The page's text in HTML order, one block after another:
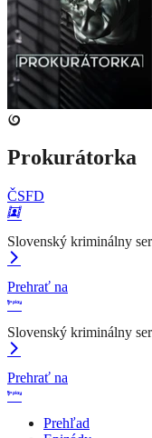
Prokurátorka
ČSFD
Slovenský kriminálny
Prehrať na
Slovenský kriminálny
Prehrať na
Prehľad